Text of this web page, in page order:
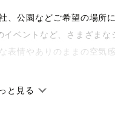
公園などご希望の場所
ベントなど、さまざまな
表情やありのままの空気
と見る